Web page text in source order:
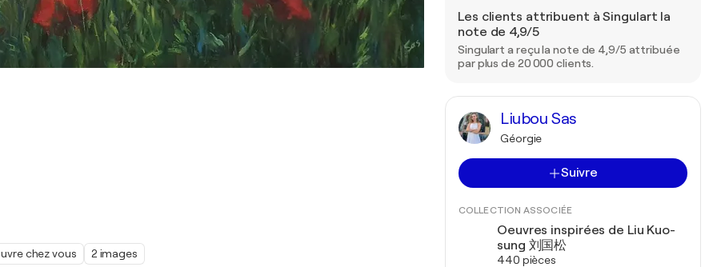
chez vous 2 images
Les clients attribuent à Singulart la
note de 4,9/5
Singulart a reçu la note de 4,9/5 attribuée
par plus de 20 000 clients.
Liubou Sas
Géorgie
Suivre
COLLECTION ASSOCIÉE
Oeuvres inspirées de Liu Kuo-
sung 刘国松
440 pièces